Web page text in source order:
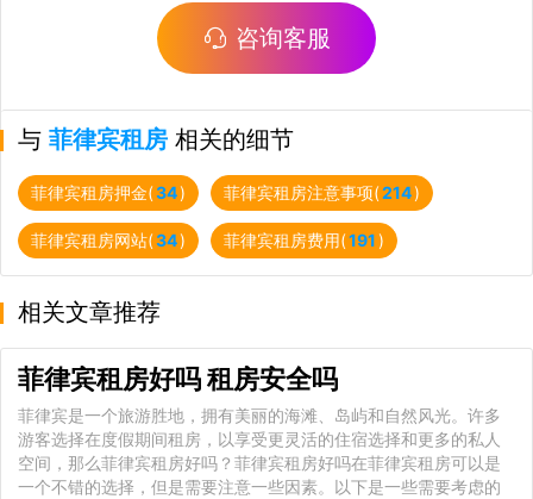
咨询客服
与 菲律宾租房 相关的细节
菲律宾租房押金(34) 菲律宾租房注意事项(214)
菲律宾租房网站(34) 菲律宾租房费用(191)
相关文章推荐
菲律宾租房好吗 租房安全吗
菲律宾是一个旅游胜地，拥有美丽的海滩、岛屿和自然风光。许多
游客选择在度假期间租房，以享受更灵活的住宿选择和更多的私人
空间，那么菲律宾租房好吗？菲律宾租房好吗在菲律宾租房可以是
一个不错的选择，但是需要注意一些因素。以下是一些需要考虑的